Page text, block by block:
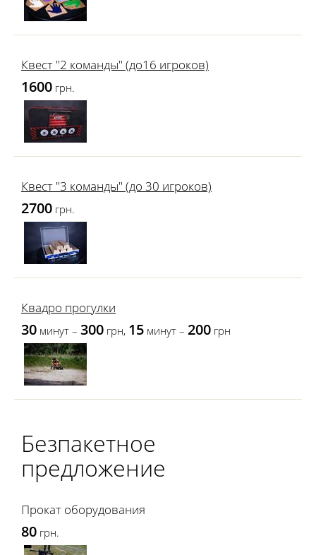
Квест "2 команды" (до16 игроков)
1600 грн.
Квест "3 команды" (до 30 игроков)
2700 грн.
Квадро прогулки
30 минут – 300 грн, 15 минут – 200 грн
Безпакетное
предложение
Прокат оборудования
80 грн.